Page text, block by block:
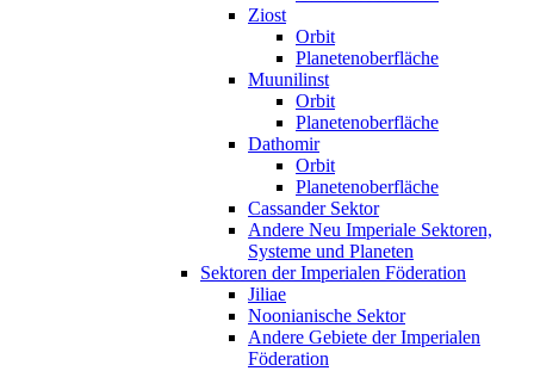
Ziost
Orbit
Planetenoberfläche
Muunilinst
Orbit
Planetenoberfläche
Dathomir
Orbit
Planetenoberfläche
Cassander Sektor
Andere Neu Imperiale Sektoren,
Systeme und Planeten
Sektoren der Imperialen Föderation
Jiliae
Noonianische Sektor
Andere Gebiete der Imperialen
Föderation